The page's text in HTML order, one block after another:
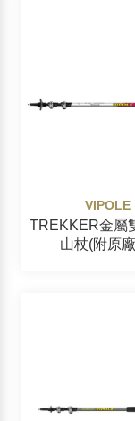
VIPOLE
TREKKER金屬
山杖(附原